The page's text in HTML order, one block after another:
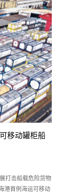
移动罐柜船
打击船载危险货物
港首例海运可移动